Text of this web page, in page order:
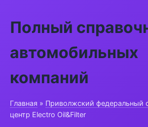
Полный
автомобильных
компаний
Главная » Приволжский федеральный
центр Electro Oil&Filter